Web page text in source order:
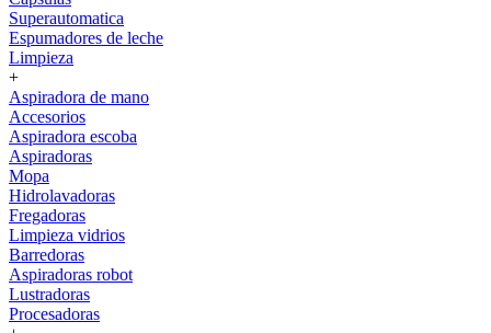
Superautomatica
Espumadores de leche
Limpieza
+
Aspiradora de mano
Accesorios
Aspiradora escoba
Aspiradoras
Mopa
Hidrolavadoras
Fregadoras
Limpieza vidrios
Barredoras
Aspiradoras robot
Lustradoras
Procesadoras